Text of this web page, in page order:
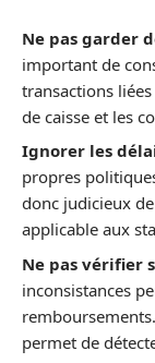
Ne pas garder
important de
transactions
de caisse et les
Ignorer les
propres
donc judicieux
applicable aux
Ne pas vérifier
inconsistances
permet de